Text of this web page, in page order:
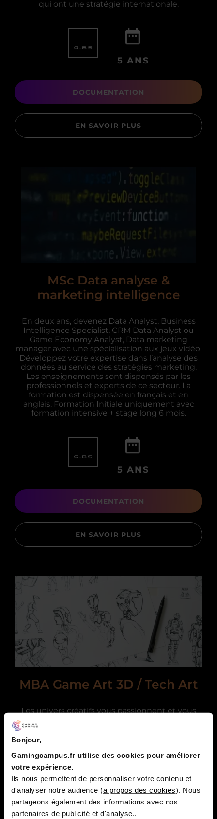
Bonjour,
Gamingcampus.fr utilise des cookies pour améliorer
votre expérience.
Ils nous permettent de personnaliser votre contenu et
d'analyser notre audience (à propos des cookies). Nous
partageons également des informations avec nos
partenaires de publicité et d'analyse..
qui ont une stratégie internationale.
5 ANS
DOCUMENTATION
EN SAVOIR PLUS
MSc Data analyse &
marketing intelligence
En deux ans, devenez Data Analyst, Business
Intelligence Specialist, CRM Data Analyst ou
Game Economy Analyst, Data marketing
manager avec une spécialisation aux jeux vidéo.
Développez votre expertise dans l’analyse des
données au service des stratégies marketing.
Les enseignements sont dispensés par les
professionnels et experts de ce secteur. La
formation est dispensée en français et en
anglais. Formation Initiale uniquement avec
formation intensive + stage long 6 mois.
5 ANS
DOCUMENTATION
EN SAVOIR PLUS
MBA Game Art 3D / Tech Art
Les univers créatifs vous passionnent et vous
Game Artist est une formation pointue pour
vous permettre de devenir des techniciens de
graphiques immersifs. Vous maîtriserez les
techniques créatives et tous les outils
spécialisés pour le jeu vidéo. Chaque année un
stage en studio vous perfectionnera et
l’alternance en 5ème année.